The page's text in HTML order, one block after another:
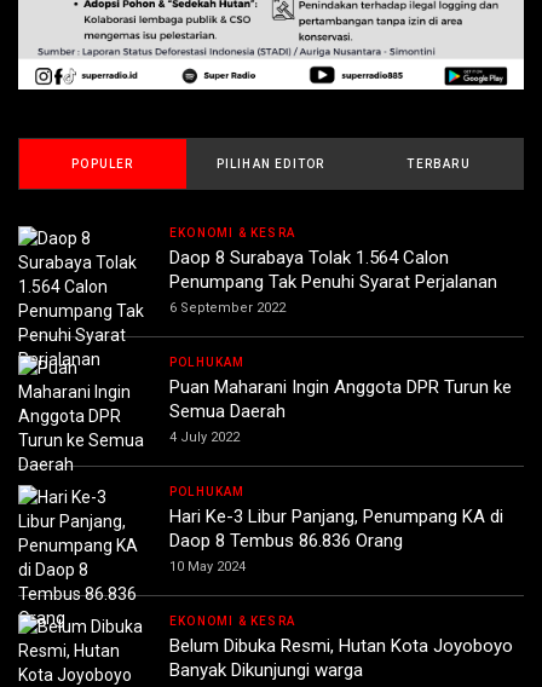
POPULER PILIHAN EDITOR TERBARU
EKONOMI & KESRA
Daop 8 Surabaya Tolak 1.564 Calon
Penumpang Tak Penuhi Syarat Perjalanan
6 September 2022
POLHUKAM
Puan Maharani Ingin Anggota DPR Turun ke
Semua Daerah
4 July 2022
POLHUKAM
Hari Ke-3 Libur Panjang, Penumpang KA di
Daop 8 Tembus 86.836 Orang
10 May 2024
EKONOMI & KESRA
Belum Dibuka Resmi, Hutan Kota Joyoboyo
Banyak Dikunjungi warga